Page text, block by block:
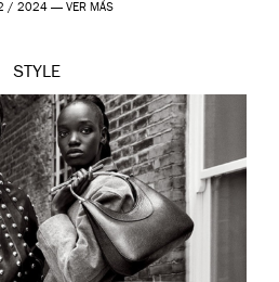
/ 2024 — VER MÁS
STYLE